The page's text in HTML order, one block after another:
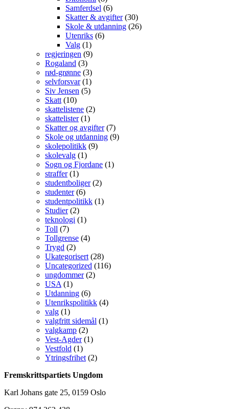
Samferdsel (6)
Skatter & avgifter(30)
Skole & utdanning (26)
Utenriks (6)
Valg (1)
regjeringen (9)
Rogaland (3)
rød-grønne (3)
selvforsvar(1)
Siv Jensen (5)
Skatt(10)
skattelistene (2)
skattelister(1)
Skatter og avgifter(7)
Skole og utdanning (9)
skolepolitikk (9)
skolevalg (1)
Sogn og Fjordane (1)
straffer(1)
studentboliger(2)
studenter(6)
studentpolitikk (1)
Studier(2)
teknologi (1)
Toll (7)
Tollgrense (4)
Trygd (2)
Ukategorisert(28)
Uncategorized (116)
ungdommer(2)
USA(1)
Utdanning (6)
Utenrikspolitikk (4)
valg (1)
valgfritt sidemål (1)
valgkamp (2)
Vest-Agder(1)
Vestfold (1)
Ytringsfrihet(2)
Fremskrittspartiets Ungdom
Karl Johans gate 25, 0159 Oslo